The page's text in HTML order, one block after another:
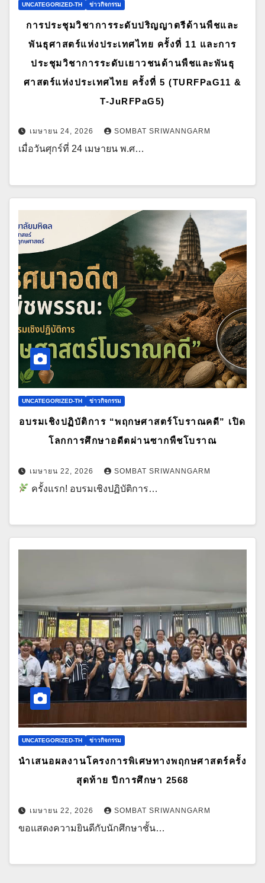
UNCATEGORIZED-TH ข่าวกิจกรรม
การประชุมวิชาการระดับปริญญาตรีด้านพืชและ
พันธุศาสตร์แห่งประเทศไทย ครั้งที่ 11 และการ
ประชุมวิชาการระดับเยาวชนด้านพืชและพันธุ
ศาสตร์แห่งประเทศไทย ครั้งที่ 5 (TURFPaG11 &
T-JuRFPaG5)
เมษายน 24, 2026 SOMBAT SRIWANNGARM
เมื่อวันศุกร์ที่ 24 เมษายน พ.ศ…
UNCATEGORIZED-TH ข่าวกิจกรรม
อบรมเชิงปฏิบัติการ “พฤกษศาสตร์โบราณคดี” เปิด
โลกการศึกษาอดีตผ่านซากพืชโบราณ
เมษายน 22, 2026 SOMBAT SRIWANNGARM
ครั้งแรก! อบรมเชิงปฏิบัติการ…
UNCATEGORIZED-TH ข่าวกิจกรรม
นำเสนอผลงานโครงการพิเศษทางพฤกษศาสตร์ครั้ง
สุดท้าย ปีการศึกษา 2568
เมษายน 22, 2026 SOMBAT SRIWANNGARM
ขอแสดงความยินดีกับนักศึกษาชั้น…